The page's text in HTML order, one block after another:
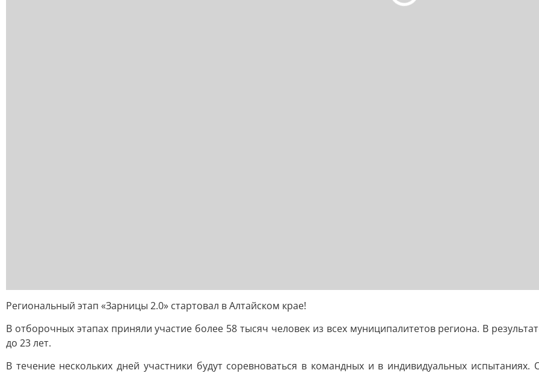
Региональный этап «Зарницы 2.0» стартовал в Алтайском крае!
В отборочных этапах приняли участие более 58 тысяч человек из всех муниципалитетов региона. В
до 23 лет.
В течение нескольких дней участники будут соревноваться в командных и в индивидуальных